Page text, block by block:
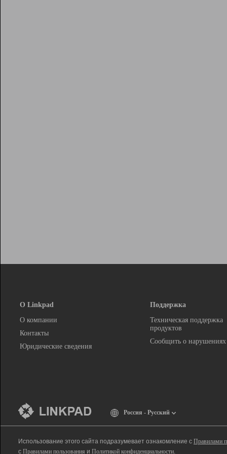
О Linkpad
О компании
Контакты
Юридические сведения
Поддержка
Техническая поддержка
продуктов
Сообщить о нарушениях
Россия - Русский
Использование этого сайта подразумевает ознакомление с Правилами
с Правилами пользования и Политикой конфиденциальности.